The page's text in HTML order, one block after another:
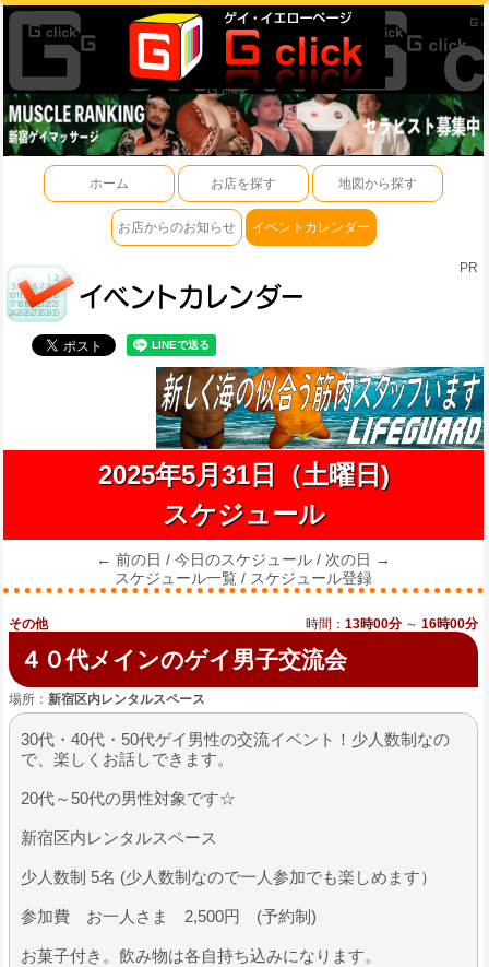
ホーム お店を探す 地図から探す
お店からのお知らせ イベントカレンダー
PR
2025年5月31日（土曜日)
スケジュール
← 前の日 / 今日のスケジュール / 次の日 →
スケジュール一覧 / スケジュール登録
その他 時間： 13時00分 ～ 16時00分
４０代メインのゲイ男子交流会
場所： 新宿区内レンタルスペース
30代・40代・50代ゲイ男性の交流イベント！少人数制なの
で、楽しくお話しできます。
20代～50代の男性対象です☆
新宿区内レンタルスペース
少人数制 5名 (少人数制なので一人参加でも楽しめます）
参加費 お一人さま 2,500円 (予約制)
お菓子付き。飲み物は各自持ち込みになります。